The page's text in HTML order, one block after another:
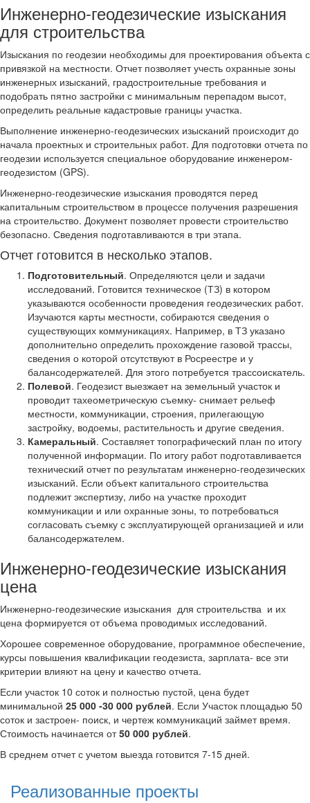
Инженерно-геодезические изыскания
для строительства
Изыскания по геодезии необходимы для проектирования объекта с
привязкой на местности. Отчет позволяет учесть охранные зоны
инженерных изысканий, градостроительные требования и
подобрать пятно застройки с минимальным перепадом высот,
определить реальные кадастровые границы участка.
Выполнение инженерно-геодезических изысканий происходит до
начала проектных и строительных работ. Для подготовки отчета по
геодезии используется специальное оборудование инженером-
геодезистом (GPS).
Инженерно-геодезические изыскания проводятся перед
капитальным строительством в процессе получения разрешения
на строительство. Документ позволяет провести строительство
безопасно. Сведения подготавливаются в три этапа.
Отчет готовится в несколько этапов.
Подготовительный. Определяются цели и задачи
исследований. Готовится техническое (ТЗ) в котором
указываются особенности проведения геодезических работ.
Изучаются карты местности, собираются сведения о
существующих коммуникациях. Например, в ТЗ указано
дополнительно определить прохождение газовой трассы,
сведения о которой отсутствуют в Росреестре и у
балансодержателей. Для этого потребуется трассоискатель.
Полевой. Геодезист выезжает на земельный участок и
проводит тахеометрическую съемку- снимает рельеф
местности, коммуникации, строения, прилегающую
застройку, водоемы, растительность и другие сведения.
Камеральный. Составляет топографический план по итогу
полученной информации. По итогу работ подготавливается
технический отчет по результатам инженерно-геодезических
изысканий. Если объект капитального строительства
подлежит экспертизу, либо на участке проходит
коммуникации и или охранные зоны, то потребоваться
согласовать съемку с эксплуатирующей организацией и или
балансодержателем.
Инженерно-геодезические изыскания
цена
Инженерно-геодезические изыскания для строительства и их
цена формируется от объема проводимых исследований.
Хорошее современное оборудование, программное обеспечение,
курсы повышения квалификации геодезиста, зарплата- все эти
критерии влияют на цену и качество отчета.
Если участок 10 соток и полностью пустой, цена будет
минимальной 25 000 -30 000 рублей. Если Участок площадью 50
соток и застроен- поиск, и чертеж коммуникаций займет время.
Стоимость начинается от50 000 рублей.
В среднем отчет с учетом выезда готовится 7-15 дней.
Реализованные проекты